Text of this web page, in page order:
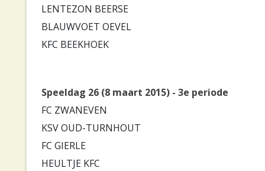
LENTEZON BEERSE
BLAUWVOET OEVEL
KFC BEEKHOEK
Speeldag 26 (8 maart 2015) - 3e periode
FC ZWANEVEN
KSV OUD-TURNHOUT
FC GIERLE
HEULTJE KFC